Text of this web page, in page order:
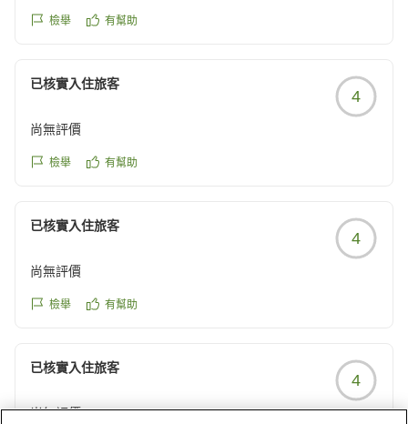
檢舉 有幫助
已核實入住旅客
4
尚無評價
檢舉 有幫助
已核實入住旅客
4
尚無評價
檢舉 有幫助
已核實入住旅客
4
尚無評價